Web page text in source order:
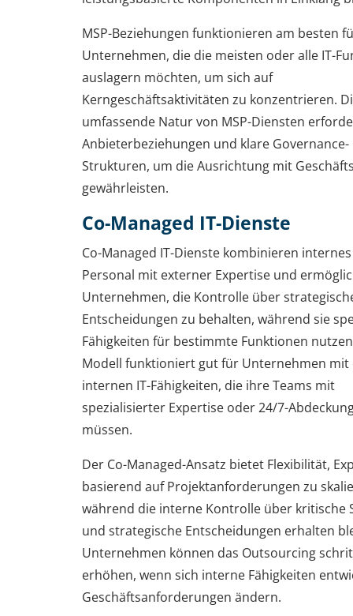
MSP-Beziehungen funktionieren am besten
Unternehmen, die die meisten oder alle IT-
auslagern möchten, um sich auf
Kerngeschäftsaktivitäten zu konzentrieren.
umfassende Natur von MSP-Diensten
Anbieterbeziehungen und klare Governance-
Strukturen, um die Ausrichtung mit
gewährleisten.
Co-Managed IT-Dienste
Co-Managed IT-Dienste kombinieren internes
Personal mit externer Expertise und
Unternehmen, die Kontrolle über
Entscheidungen zu behalten, während sie
Fähigkeiten für bestimmte Funktionen
Modell funktioniert gut für Unternehmen mit
internen IT-Fähigkeiten, die ihre Teams mit
spezialisierter Expertise oder 24/7-
müssen.
Der Co-Managed-Ansatz bietet Flexibilität,
basierend auf Projektanforderungen zu
während die interne Kontrolle über kritische
und strategische Entscheidungen erhalten
Unternehmen können das Outsourcing
erhöhen, wenn sich interne Fähigkeiten
Geschäftsanforderungen ändern.